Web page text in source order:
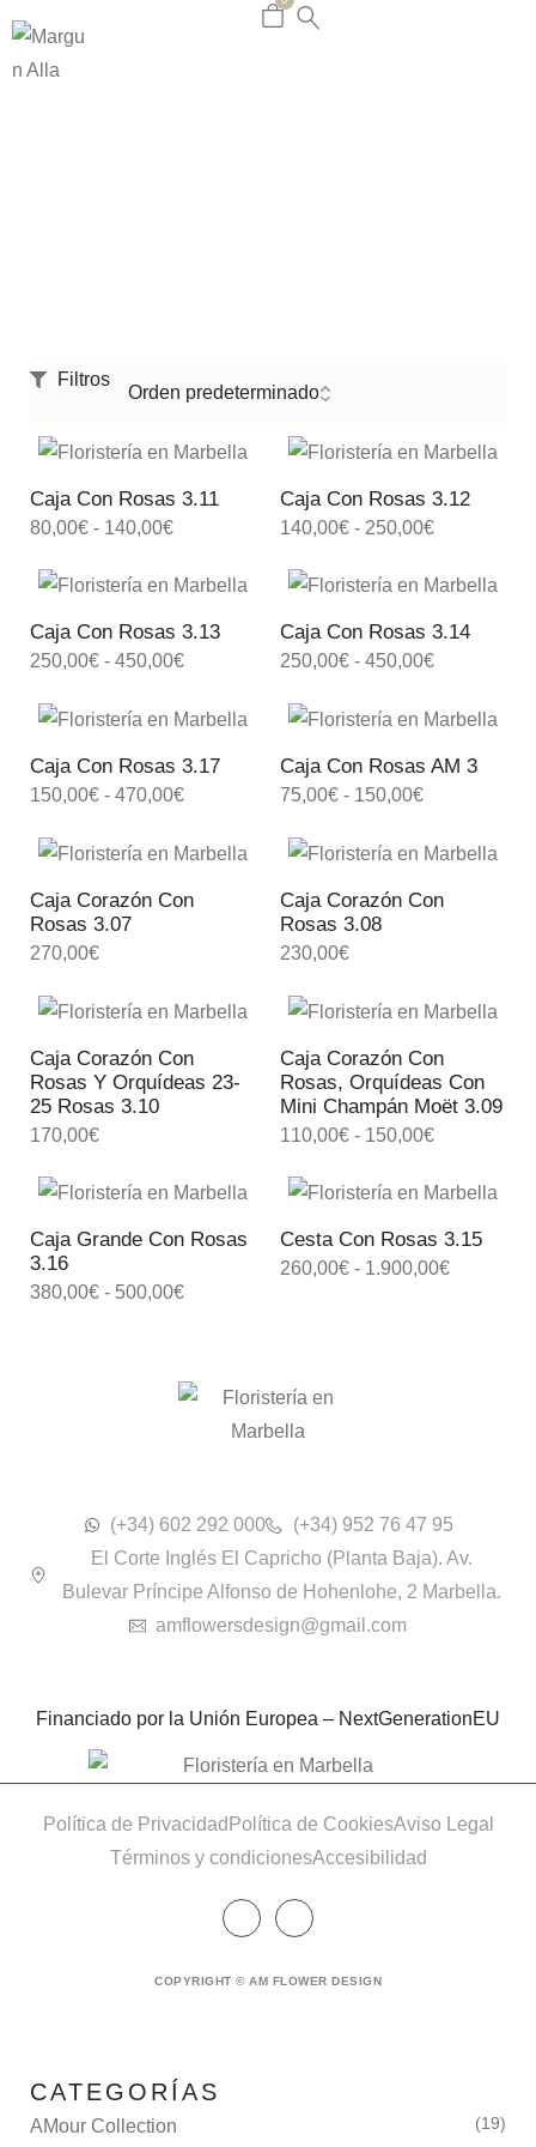
Filtros
Caja Con Rosas 3.11
80,00€ - 140,00€
Caja Con Rosas 3.12
140,00€ - 250,00€
Caja Con Rosas 3.13
250,00€ - 450,00€
Caja Con Rosas 3.14
250,00€ - 450,00€
Caja Con Rosas 3.17
150,00€ - 470,00€
Caja Con Rosas AM 3
75,00€ - 150,00€
Caja Corazón Con
Rosas 3.07
270,00€
Caja Corazón Con
Rosas 3.08
230,00€
Caja Corazón Con
Rosas Y Orquídeas 23-
25 Rosas 3.10
170,00€
Caja Corazón Con
Rosas, Orquídeas Con
Mini Champán Moët 3.09
110,00€ - 150,00€
Caja Grande Con Rosas
3.16
380,00€ - 500,00€
Cesta Con Rosas 3.15
260,00€ - 1.900,00€
(+34) 602 292 000
(+34) 952 76 47 95
El Corte Inglés El Capricho (Planta Baja). Av.
Bulevar Príncipe Alfonso de Hohenlohe, 2 Marbella.
amflowersdesign@gmail.com
Financiado por la Unión Europea – NextGenerationEU
Política de Privacidad Política de CookiesAviso Legal
Términos y condicionesAccesibilidad
COPYRIGHT © AM FLOWER DESIGN
CATEGORÍAS
AMour Collection (19)